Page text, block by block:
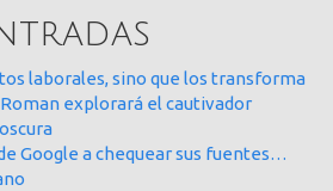
laborales, sino que los transforma
explorará el cautivador
Google a chequear sus fuentes…